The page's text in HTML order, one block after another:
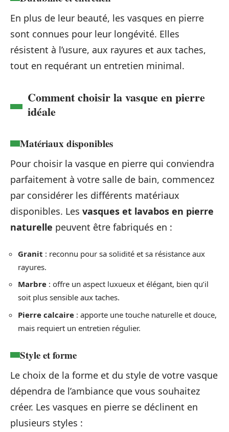
En plus de leur beauté, les vasques en pierre
sont connues pour leur longévité. Elles
résistent à l’usure, aux rayures et aux taches,
tout en requérant un entretien minimal.
Comment choisir la vasque en pierre
idéale
Matériaux disponibles
Pour choisir la vasque en pierre qui conviendra
parfaitement à votre salle de bain, commencez
par considérer les différents matériaux
disponibles. Les vasques et lavabos en pierre
naturelle peuvent être fabriqués en :
Granit : reconnu pour sa solidité et sa résistance aux
rayures.
Marbre : offre un aspect luxueux et élégant, bien qu’il
soit plus sensible aux taches.
Pierre calcaire : apporte une touche naturelle et douce,
mais requiert un entretien régulier.
Style et forme
Le choix de la forme et du style de votre vasque
dépendra de l’ambiance que vous souhaitez
créer. Les vasques en pierre se déclinent en
plusieurs styles :